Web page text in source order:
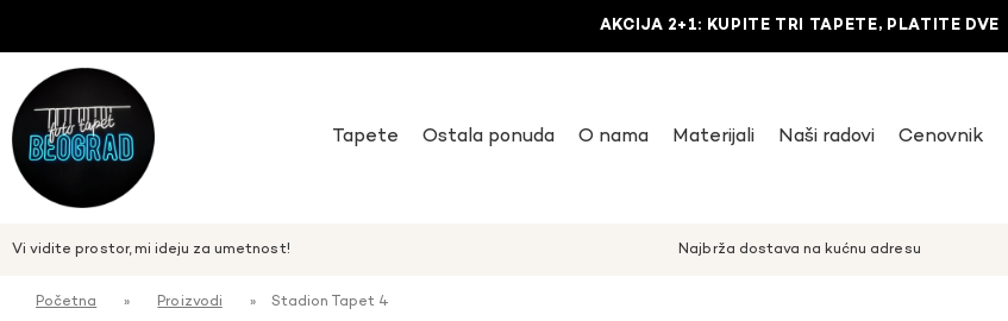
AKCIJA 2+1: KUPITE TRI TAPETE, PLATITE DVE
Tapete Ostala ponuda O nama Materijali Naši radovi Cenovnik
Vi vidite prostor, mi ideju za umetnost! Najbrža dostava na kućnu adresu
Početna » Proizvodi » Stadion Tapet 4